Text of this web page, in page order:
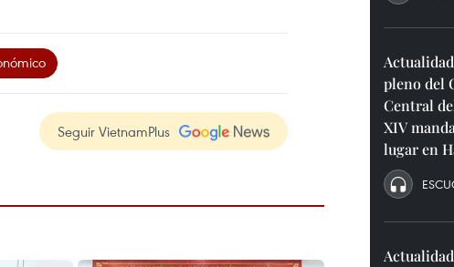
Seguir VietnamPlus
pleno del
Central
XIV
lugar en